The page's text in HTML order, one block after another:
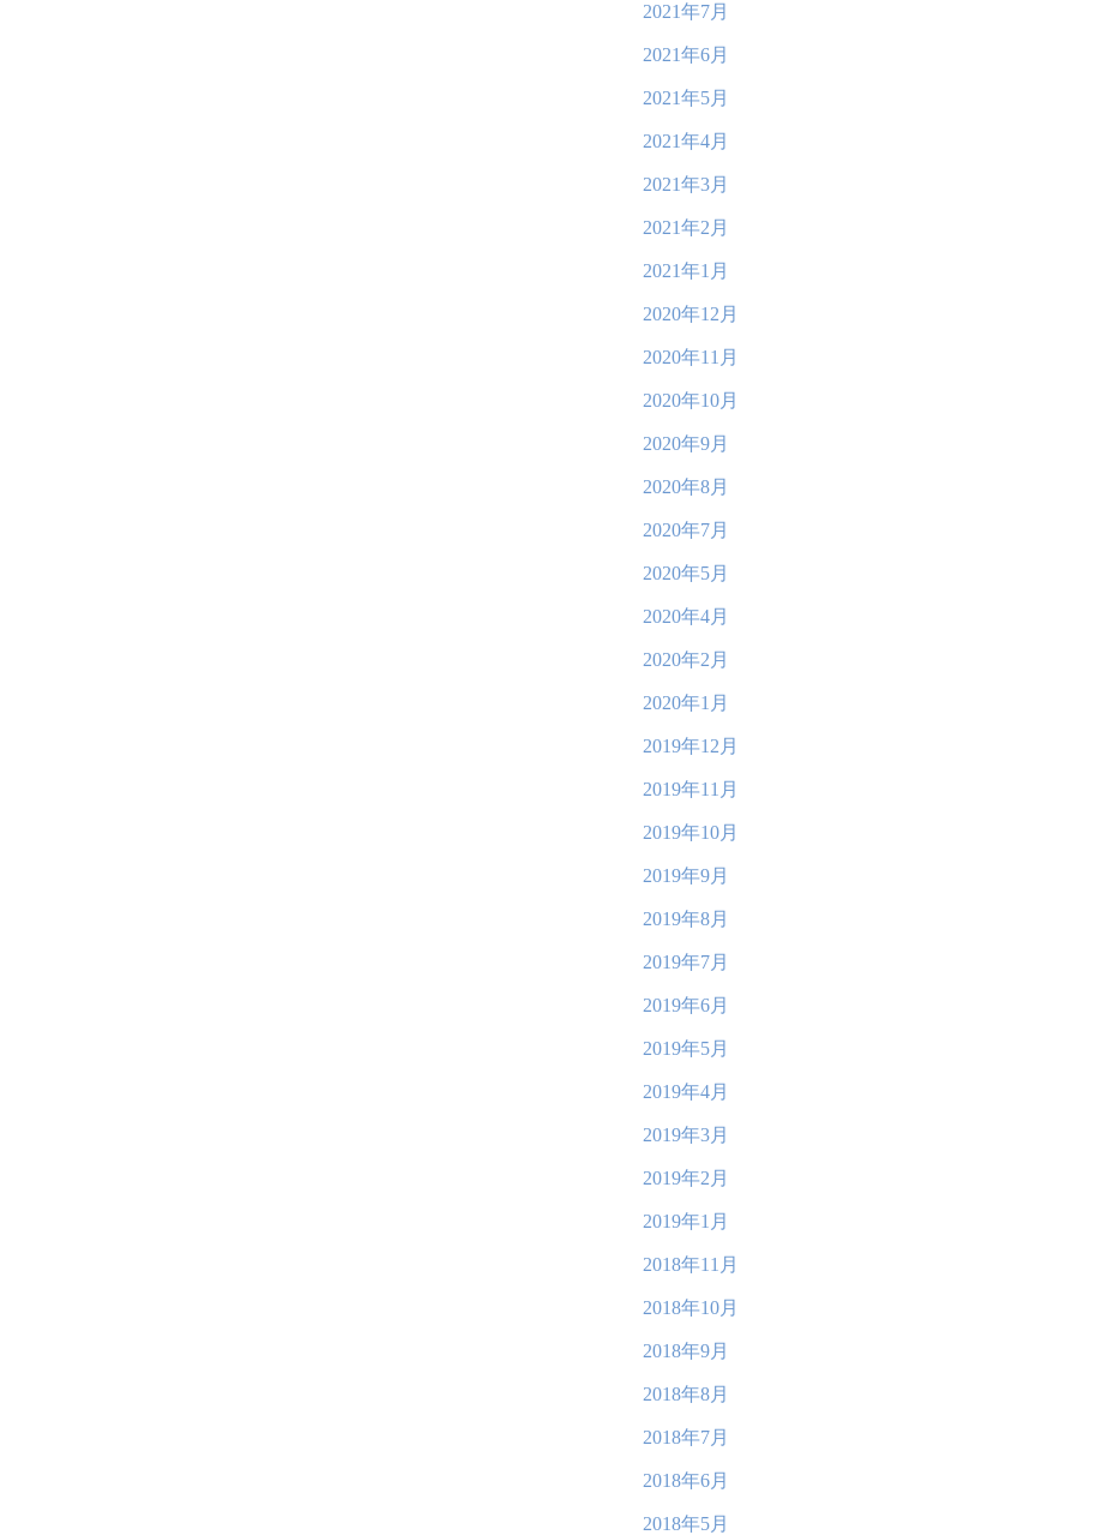
2021年7月
2021年6月
2021年5月
2021年4月
2021年3月
2021年2月
2021年1月
2020年12月
2020年11月
2020年10月
2020年9月
2020年8月
2020年7月
2020年5月
2020年4月
2020年2月
2020年1月
2019年12月
2019年11月
2019年10月
2019年9月
2019年8月
2019年7月
2019年6月
2019年5月
2019年4月
2019年3月
2019年2月
2019年1月
2018年11月
2018年10月
2018年9月
2018年8月
2018年7月
2018年6月
2018年5月